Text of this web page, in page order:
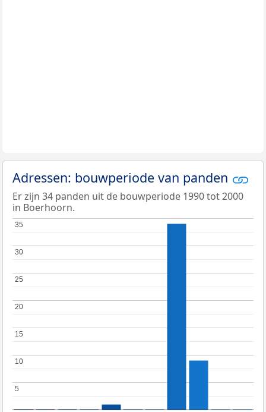
Adressen: bouwperiode van panden
Er zijn 34 panden uit de bouwperiode 1990 tot 2000
in Boerhoorn.
5
5
10
10
15
15
20
20
25
25
30
30
35
35